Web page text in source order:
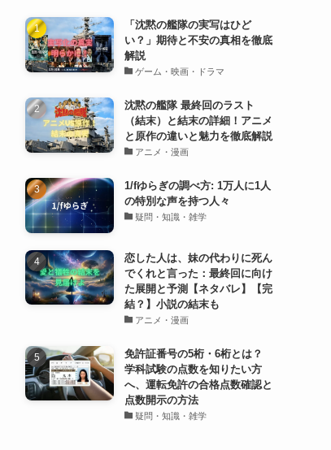
「沈黙の艦隊の実写はひど
い？」期待と不安の真相を徹底
解説
ゲーム・映画・ドラマ
沈黙の艦隊 最終回のラスト
（結末）と結末の詳細！アニメ
と原作の違いと魅力を徹底解説
アニメ・漫画
1/fゆらぎの調べ方: 1万人に1人
の特別な声を持つ人々
疑問・知識・雑学
恋した人は、妹の代わりに死ん
でくれと言った：最終回に向け
た展開と予測【ネタバレ】【完
結？】小説の結末も
アニメ・漫画
免許証番号の5桁・6桁とは？
学科試験の点数を知りたい方
へ、運転免許の合格点数確認と
点数開示の方法
疑問・知識・雑学